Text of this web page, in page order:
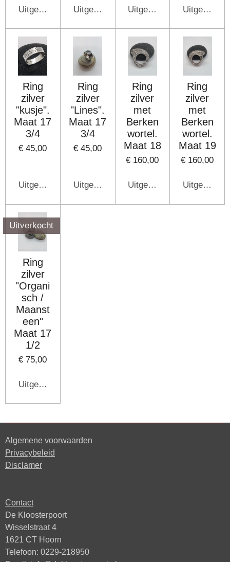
Uitgeschakeld Uitgeschakeld Uitgeschakeld
Ring
zilver
"kusje".
Maat 17
3/4
€ 45,00
Uitgeschakeld
Ring
zilver
"Lines".
Maat 17
3/4
€ 45,00
Uitgeschakeld
Ring
zilver
met
Berken
wortel.
Maat 18
€ 160,00
Uitgeschakeld
Ring
zilver
met
Berken
wortel.
Maat 19
€ 160,00
Uitverkocht
Ring
zilver
"Organi
sch /
Maanst
een"
Maat 17
1/2
€ 75,00
Uitgeschakeld
Algemene voorwaarden
Privacybeleid
Disclamer
Contact
De Kloosterpoort
Wisselstraat 4
1621 CT Hoorn
Telefoon: 0229-218950